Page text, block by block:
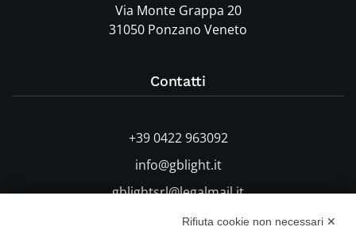
Via Monte Grappa 20
31050 Ponzano Veneto
Contatti
+39 0422 963092
info@gblight.it
gblightsrl@legalmail.it
Rifiuta cookie non necessari ✕